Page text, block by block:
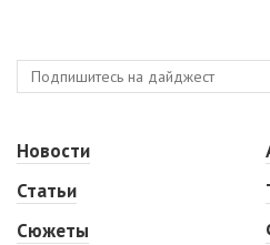
Новости
Статьи
Сюжеты